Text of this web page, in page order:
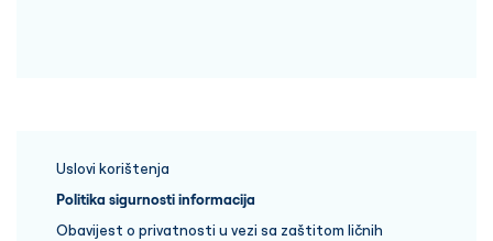
Uslovi korištenja
Politika sigurnosti informacija
Obavijest o privatnosti u vezi sa zaštitom ličnih